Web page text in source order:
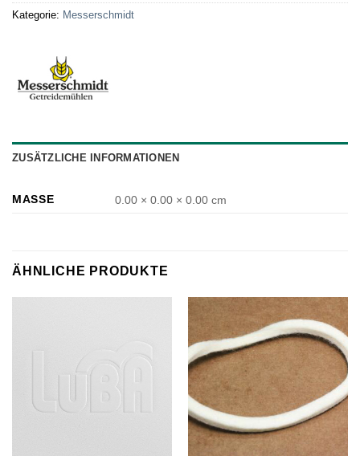
Kategorie: Messerschmidt
ZUSÄTZLICHE INFORMATIONEN
MASSE 0.00 × 0.00 × 0.00 cm
ÄHNLICHE PRODUKTE